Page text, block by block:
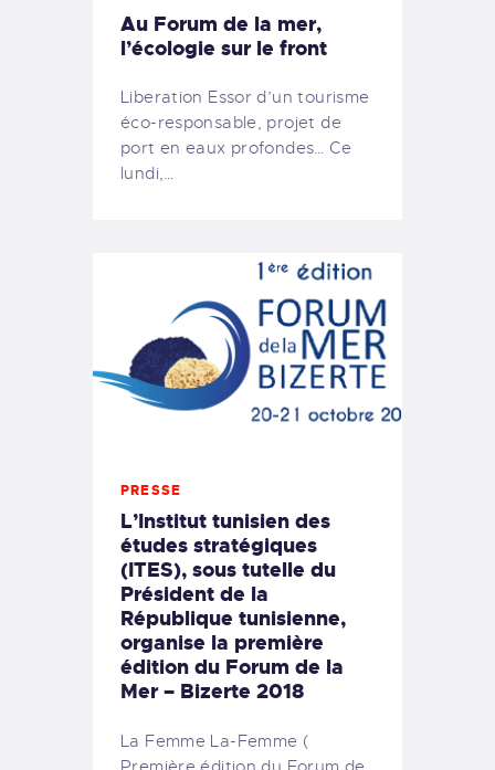
Au Forum de la mer,
l’écologie sur le front
Liberation Essor d’un tourisme
éco-responsable, projet de
port en eaux profondes… Ce
lundi,…
PRESSE
L’Institut tunisien des
études stratégiques
(ITES), sous tutelle du
Président de la
République tunisienne,
organise la première
édition du Forum de la
Mer – Bizerte 2018
La Femme La-Femme (